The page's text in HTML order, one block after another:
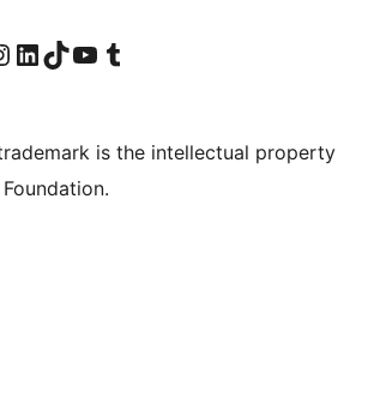
લો અમારા LinkedIn એકાઉન્ટની મુલાકાત લોઅમારા TikTok એકાઉન્ટની મુલાકાત લોઅમારી YouTube ચેનલની મુલાકાત લો અમારા Tumblr એકાઉન્ટની મુલાકાત લો
is the intellectual property